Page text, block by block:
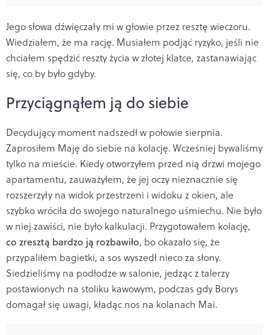
Jego słowa dźwięczały mi w głowie przez resztę wieczoru.
Wiedziałem, że ma rację. Musiałem podjąć ryzyko, jeśli nie
chciałem spędzić reszty życia w złotej klatce, zastanawiając
się, co by było gdyby.
Przyciągnąłem ją do siebie
Decydujący moment nadszedł w połowie sierpnia.
Zaprosiłem Maję do siebie na kolację. Wcześniej bywaliśmy
tylko na mieście. Kiedy otworzyłem przed nią drzwi mojego
apartamentu, zauważyłem, że jej oczy nieznacznie się
rozszerzyły na widok przestrzeni i widoku z okien, ale
szybko wróciła do swojego naturalnego uśmiechu. Nie było
w niej zawiści, nie było kalkulacji. Przygotowałem kolację,
co zresztą bardzo ją rozbawiło, bo okazało się, że
przypaliłem bagietki, a sos wyszedł nieco za słony.
Siedzieliśmy na podłodze w salonie, jedząc z talerzy
postawionych na stoliku kawowym, podczas gdy Borys
domagał się uwagi, kładąc nos na kolanach Mai.